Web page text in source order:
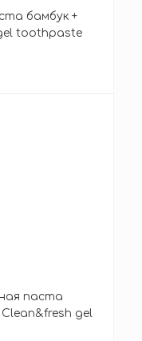
бамбук +
toothpaste
паста
gel
& peppermint